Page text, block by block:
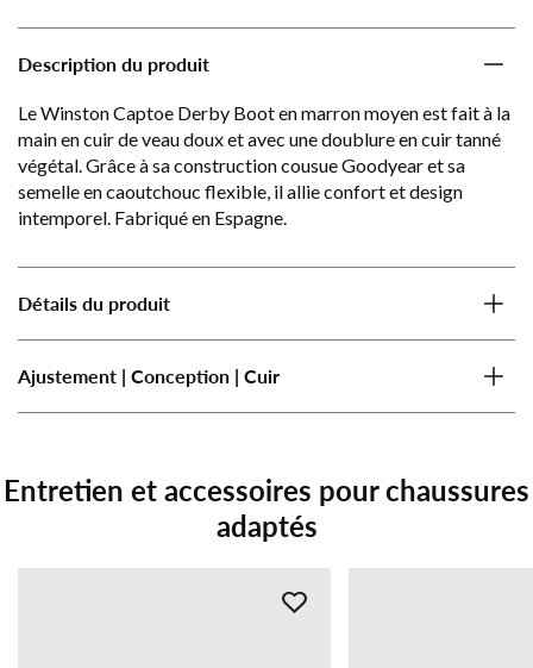
Description du produit
Le Winston Captoe Derby Boot en marron moyen est fait à la
main en cuir de veau doux et avec une doublure en cuir tanné
végétal. Grâce à sa construction cousue Goodyear et sa
semelle en caoutchouc flexible, il allie confort et design
intemporel. Fabriqué en Espagne.
Détails du produit
Ajustement | Conception | Cuir
Entretien et accessoires pour chaussures
adaptés